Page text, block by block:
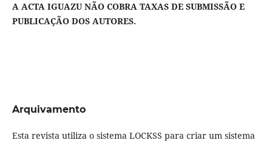
A ACTA IGUAZU NÃO COBRA TAXAS DE SUBMISSÃO E
PUBLICAÇÃO DOS AUTORES.
Arquivamento
Esta revista utiliza o sistema LOCKSS para criar um sistema